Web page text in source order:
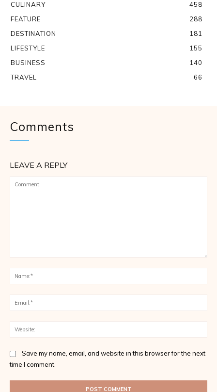
CULINARY
458
FEATURE
288
DESTINATION
181
LIFESTYLE
155
BUSINESS
140
TRAVEL
66
Comments
LEAVE A REPLY
Save my name, email, and website in this browser for the next
time I comment.